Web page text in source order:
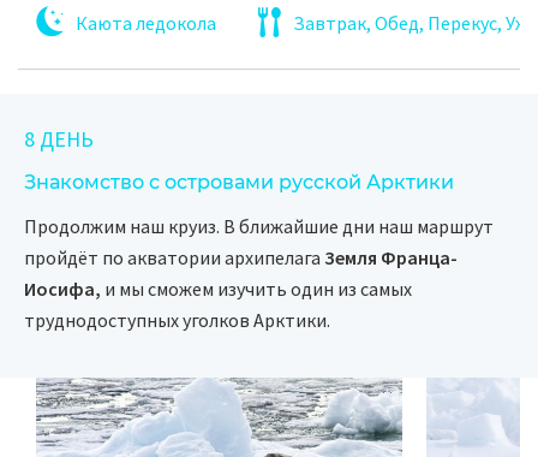
Каюта ледокола Завтрак, Обед, Перекус,
8 ДЕНЬ
Знакомство с островами русской Арктики
Продолжим наш круиз. В ближайшие дни наш маршрут
пройдёт по акватории архипелага Земля Франца-
Иосифа, и мы сможем изучить один из самых
труднодоступных уголков Арктики.